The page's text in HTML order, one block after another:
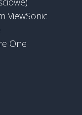
ViewSonic
One